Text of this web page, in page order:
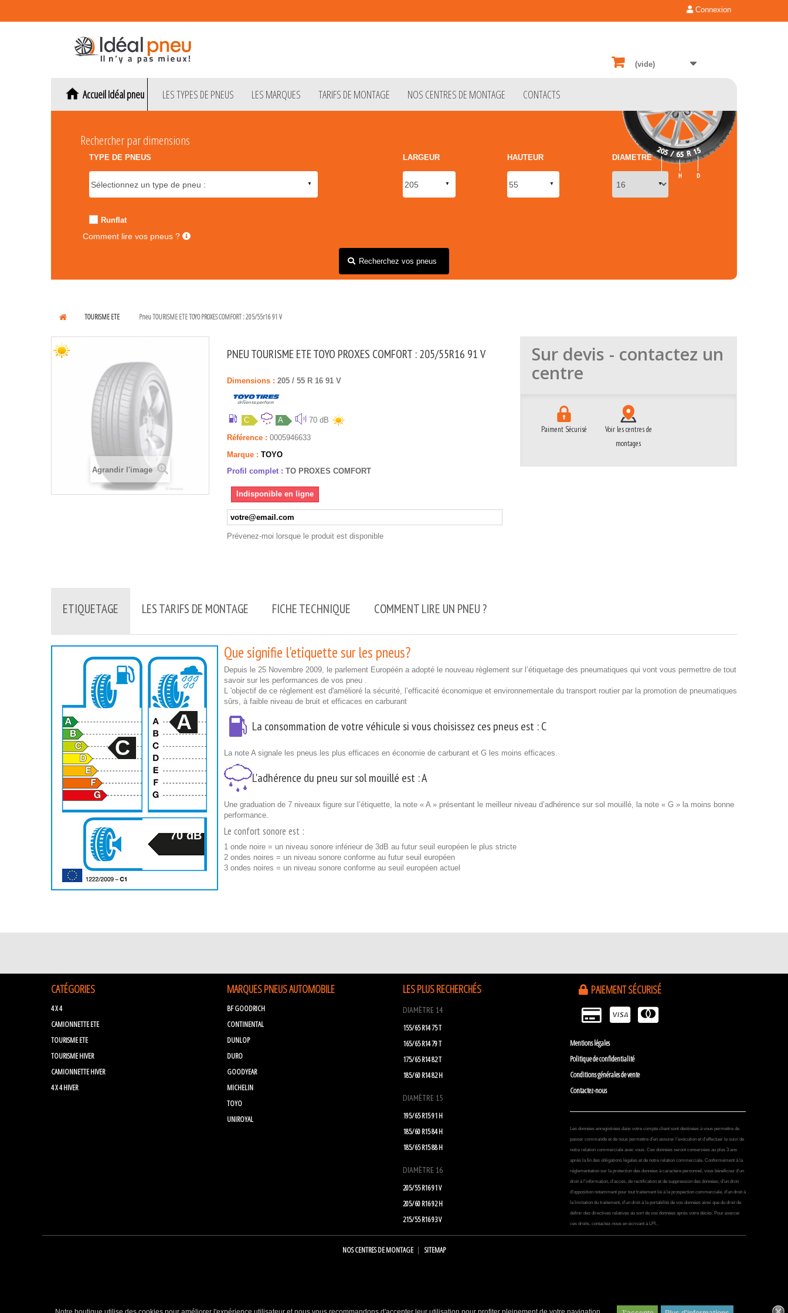
Connexion
(vide)
Accueil Idéal pneu LES TYPES DE PNEUS LES MARQUES TARIFS DE MONTAGE NOS CENTRES DE MONTAGE CONTACTS
Rechercher par dimensions
TYPE DE PNEUS LARGEUR HAUTEUR DIAMETRE
Runflat
Comment lire vos pneus ?
Recherchez vos pneus
TOURISME ETE Pneu TOURISME ETE TOYO PROXES COMFORT : 205/55r16 91 V
Agrandir l'image
PNEU TOURISME ETE TOYO PROXES COMFORT : 205/55R16 91 V
Dimensions : 205 / 55 R 16 91 V
C A 70 dB
Référence : 0005946633
Marque : TOYO
Profil complet : TO PROXES COMFORT
Indisponible en ligne
Prévenez-moi lorsque le produit est disponible
Sur devis - contactez un
centre
Paiment Sécurisé
Voir les centres de
montages
ETIQUETAGE LES TARIFS DE MONTAGE FICHE TECHNIQUE COMMENT LIRE UN PNEU ?
C
A
70 dB
Que signifie l'etiquette sur les pneus?
Depuis le 25 Novembre 2009, le parlement Européén a adopté le nouveau règlement sur l’étiquetage des pneumatiques qui vont vous permettre de tout
savoir sur les performances de vos pneu .
L 'objectif de ce réglement est d'amélioré la sécurité, l’efficacité économique et environnementale du transport routier par la promotion de pneumatiques
sûrs, à faible niveau de bruit et efficaces en carburant
La consommation de votre véhicule si vous choisissez ces pneus est :C
La note A signale les pneus les plus efficaces en économie de carburant et G les moins efficaces.
L'adhérence du pneu sur sol mouillé est :A
Une graduation de 7 niveaux figure sur l’étiquette, la note « A » présentant le meilleur niveau d’adhérence sur sol mouillé, la note « G » la moins bonne
performance.
Le confort sonore est :
1 onde noire = un niveau sonore inférieur de 3dB au futur seuil européen le plus stricte
2 ondes noires = un niveau sonore conforme au futur seuil européen
3 ondes noires = un niveau sonore conforme au seuil européen actuel
CATÉGORIES
4 X 4
CAMIONNETTE ETE
TOURISME ETE
TOURISME HIVER
CAMIONNETTE HIVER
4 X 4 HIVER
MARQUES PNEUS AUTOMOBILE
BF GOODRICH
CONTINENTAL
DUNLOP
DURO
GOODYEAR
MICHELIN
TOYO
UNIROYAL
LES PLUS RECHERCHÉS
DIAMÈTRE 14
155/65 R14 75 T
165/65 R14 79 T
175/65 R14 82 T
185/60 R14 82 H
DIAMÈTRE 15
195/65 R15 91 H
185/60 R15 84 H
185/65 R15 88 H
DIAMÈTRE 16
205/55 R16 91 V
205/60 R16 92 H
215/55 R16 93 V
PAIEMENT SÉCURISÉ
Mentions légales
Politique de confidentialité
Conditions générales de vente
Contactez-nous
Les données enregistrées dans votre compte client sont destinées à vous permettre de
passer commande et de nous permettre d’en assurer l’exécution et d’effectuer le suivi de
notre relation commerciale avec vous. Ces données seront conservées au plus 3 ans
après la fin des obligations légales et de notre relation commerciale. Conformément à la
réglementation sur la protection des données à caractère personnel, vous bénéficiez d’un
droit à l’information, d’accès, de rectification et de suppression des données, d’un droit
d’opposition notamment pour tout traitement lié à la prospection commerciale, d’un droit à
la limitation du traitement, d’un droit à la portabilité de vos données ainsi que du droit de
définir des directives relatives au sort de vos données après votre décès. Pour exercer
ces droits, contactez-nous en écrivant à LPI, .
NOS CENTRES DE MONTAGE SITEMAP